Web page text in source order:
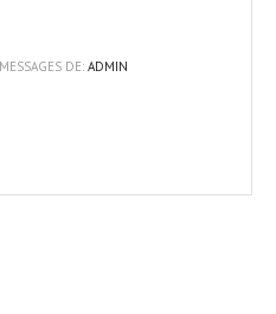
DE: ADMIN